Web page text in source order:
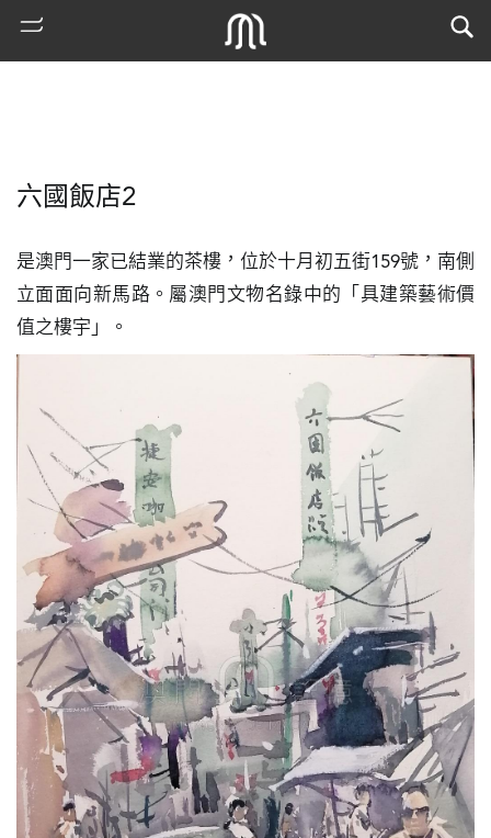
媽
廟
士
教
六國飯店2
是澳門一家已結業的茶樓，位於十月初五街159號，南側
立面面向新馬路。屬澳門文物名錄中的「具建築藝術價
值之樓宇」。